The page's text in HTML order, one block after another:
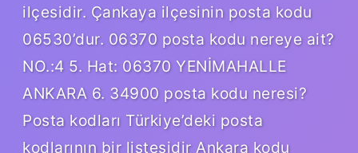
ilçesidir. Çankaya ilçesinin posta kodu
06530’dur. 06370 posta kodu nereye ait?
NO.:4 5. Hat: 06370 YENİMAHALLE
ANKARA 6. 34900 posta kodu neresi?
Posta kodları Türkiye’deki posta
kodlarının bir listesidir Ankara kodu